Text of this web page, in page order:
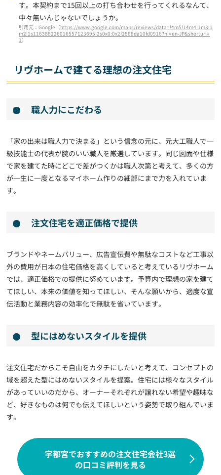
す。本契約まで15回以上の打ち合わせを行ってくれるなんて、
中々無いんじゃないでしょうか。
引用元：Google（https://www.google.com/maps/reviews/data=!4m5!14m4!1m3!1
m2!1s116388226016557123695!2s0x0:0x2f2888da10fd0916?hl=en-JP&shorturl=
1 ）
リヴホームで建てる理想の注文住宅
職人力にこだわる
「家の出来は職人力で決まる」という信念の元に、元大工職人で一
級技能士の代表が腕のいい職人を厳選しています。同じ図面や仕様
で家を建てた時にどこで差がつくかは職人次第と考えて、多くの方
が一生に一度となるマイホーム作りの細部にまで力を入れていま
す。
注文住宅を適正価格で提供
ブランドやネームバリュー、広告宣伝費や無駄なコストなど工事以
外の費用が日本の住宅価格を高くしていると考えているリヴホーム
では、適正価格での提供に努めています。予算内で理想の家を建て
てほしい、本来の価値を知ってほしい、そんな願いから、適度な宣
伝活動と業務内容の効率化で無駄を省いています。
型にはめないスタイルを提供
注文住宅だからこそ自由をカタチにしたいと考えて、コンセプトの
域を超えた型にはめないスタイルを提案。住宅には様々なスタイル
があっていいのだから、オーナーそれぞれが譲れない希望や趣味な
ど、好きなものは何でも伝えてほしいという姿勢で取り組んでいま
す。
宇都宮でおすすめの注文住宅会社3選
の口コミ評判を見る